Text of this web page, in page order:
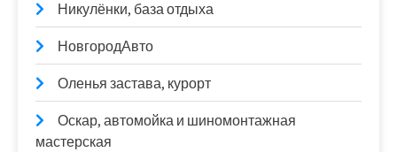
Никулёнки, база отдыха
НовгородАвто
Оленья застава, курорт
Оскар, автомойка и шиномонтажная
мастерская